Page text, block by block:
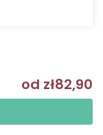
od zł82,90